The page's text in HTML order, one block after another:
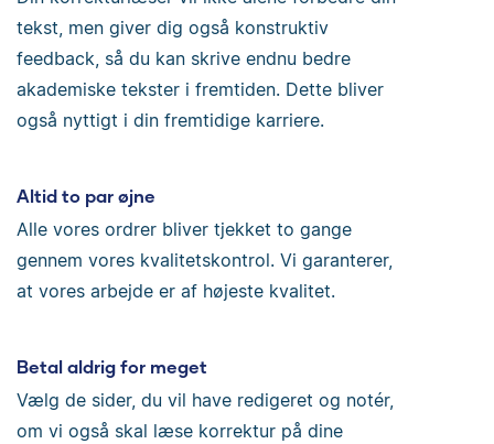
tekst, men giver dig også konstruktiv
feedback, så du kan skrive endnu bedre
akademiske tekster i fremtiden. Dette bliver
også nyttigt i din fremtidige karriere.
Altid to par øjne
Alle vores ordrer bliver tjekket to gange
gennem vores kvalitetskontrol. Vi garanterer,
at vores arbejde er af højeste kvalitet.
Betal aldrig for meget
Vælg de sider, du vil have redigeret og notér,
om vi også skal læse korrektur på dine